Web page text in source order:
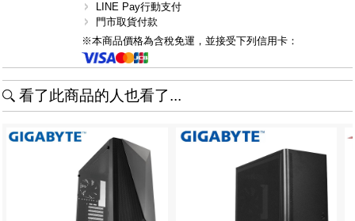
LINE Pay行動支付
門市取貨付款
※本商品價格為含稅免運，並接受下列信用卡：
看了此商品的人也看了...